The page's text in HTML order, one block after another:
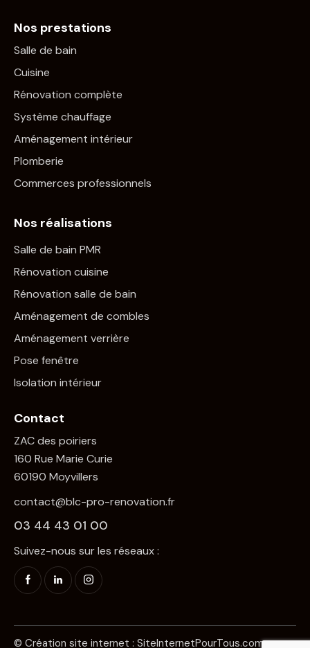
Nos prestations
Salle de bain
Cuisine
Rénovation complète
Système chauffage
Aménagement intérieur
Plomberie
Commerces professionnels
Nos réalisations
Salle de bain PMR
Rénovation cuisine
Rénovation salle de bain
Aménagement de combles
Aménagement verrière
Pose fenêtre
Isolation intérieur
Contact
ZAC des poiriers
160 Rue Marie Curie
60190 Moyvillers
contact@blc-pro-renovation.fr
03 44 43 01 00
Suivez-nous sur les réseaux :
© Création site internet : SiteInternetPourTous.com